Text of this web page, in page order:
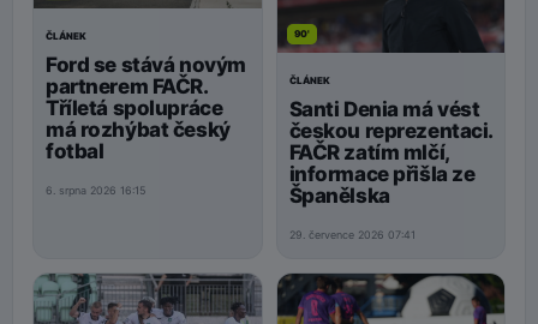
ČLÁNEK
Ford se stává novým
partnerem FAČR.
Tříletá spolupráce
má rozhýbat český
fotbal
6. srpna 2026 16:15
90'
ČLÁNEK
Santi Denia má vést
českou reprezentaci.
FAČR zatím mlčí,
informace přišla ze
Španělska
29. července 2026 07:41